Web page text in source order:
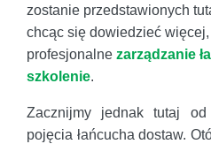
zostanie przedstawionych
chcąc się dowiedzieć
profesjonalne zarządzanie
szkolenie.
Zacznijmy jednak tutaj od
pojęcia łańcucha dostaw.